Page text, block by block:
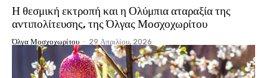
Η θεσμική εκτροπή και η Ολύμπια αταραξία της
αντιπολίτευσης, της Όλγας Μοσχοχωρίτου
Όλγα Μοσχοχωρίτου - 29 Απριλίου, 2026